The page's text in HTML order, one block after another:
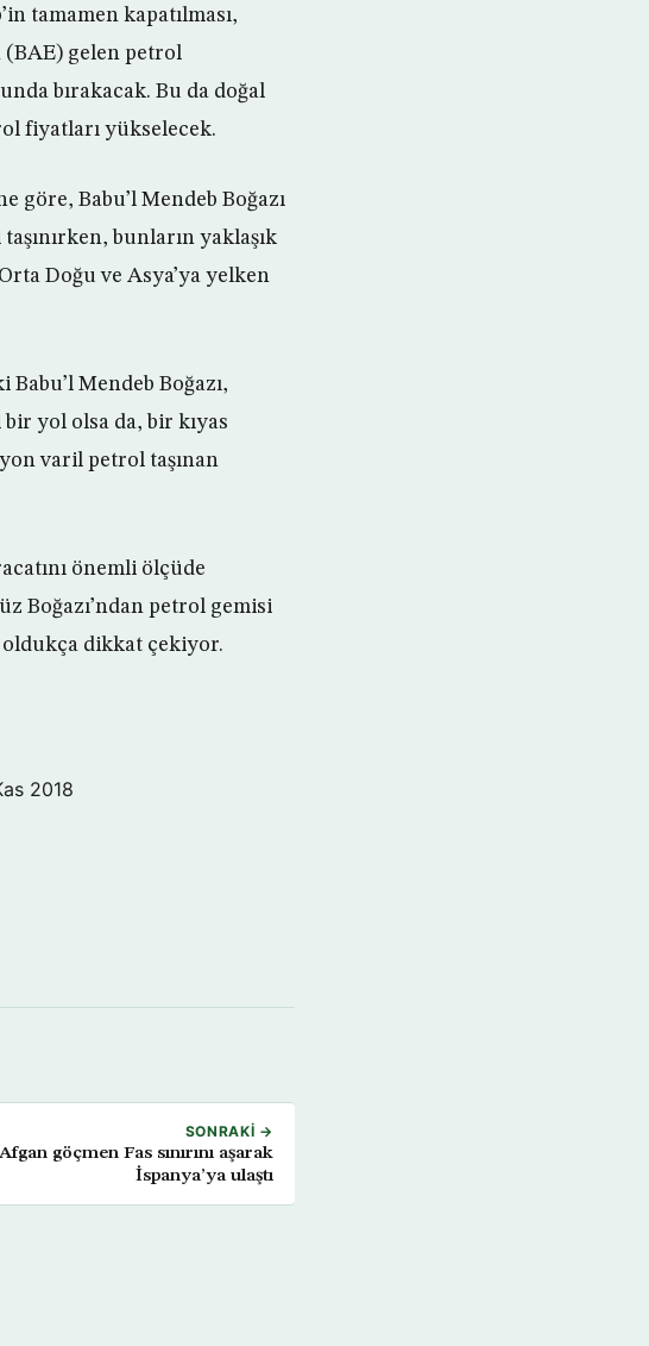
tamamen kapatılması,
gelen petrol
bırakacak. Bu da doğal
fiyatları yükselecek.
göre, Babu’l Mendeb Boğazı
bunların yaklaşık
Doğu ve Asya’ya yelken
Mendeb Boğazı,
yol olsa da, bir kıyas
varil petrol taşınan
önemli ölçüde
Boğazı’ndan petrol gemisi
dikkat çekiyor.
2018
SONRAKI →
göçmen Fas sınırını aşarak
İspanya’ya ulaştı